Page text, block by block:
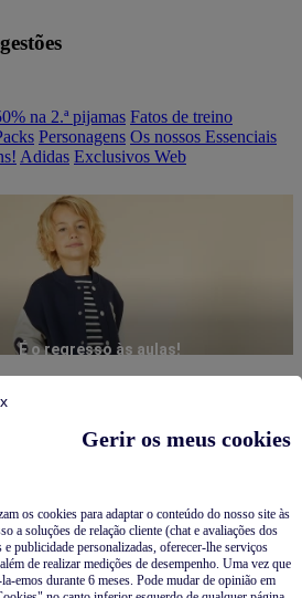
Gerir os meus cookies
os cookies para adaptar o conteúdo do nosso site às
a soluções de relação cliente (chat e avaliações dos
publicidade personalizadas, oferecer-lhe serviços
de realizar medições de desempenho. Uma vez que
emos durante 6 meses. Pode mudar de opinião em
na 2.ª pijamas Fatos de treino
Personagens Os nossos Essenciais
Adidas Exclusivos Web
É o regresso às aulas!
Pijamas